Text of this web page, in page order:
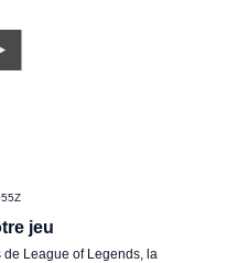
jeu
League of Legends, la